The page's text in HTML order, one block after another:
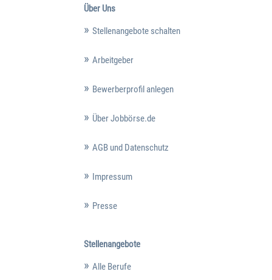
Über Uns
Stellenangebote schalten
Arbeitgeber
Bewerberprofil anlegen
Über Jobbörse.de
AGB und Datenschutz
Impressum
Presse
Stellenangebote
Alle Berufe